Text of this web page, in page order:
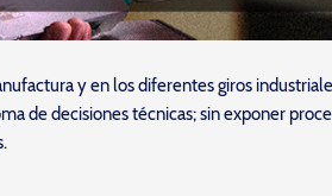
y en los diferentes giros
de decisiones técnicas; sin exponer